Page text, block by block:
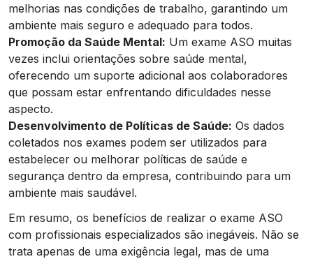
melhorias nas condições de trabalho, garantindo um
ambiente mais seguro e adequado para todos.
Promoção da Saúde Mental: Um exame ASO muitas
vezes inclui orientações sobre saúde mental,
oferecendo um suporte adicional aos colaboradores
que possam estar enfrentando dificuldades nesse
aspecto.
Desenvolvimento de Políticas de Saúde: Os dados
coletados nos exames podem ser utilizados para
estabelecer ou melhorar políticas de saúde e
segurança dentro da empresa, contribuindo para um
ambiente mais saudável.
Em resumo, os benefícios de realizar o exame ASO
com profissionais especializados são inegáveis. Não se
trata apenas de uma exigência legal, mas de uma